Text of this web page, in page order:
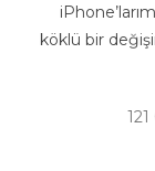
köklü bir